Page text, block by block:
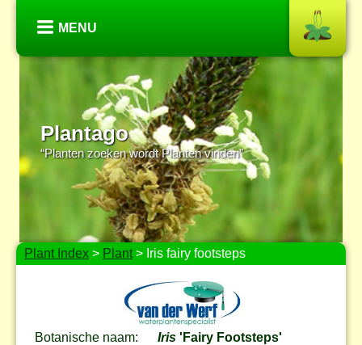
MENU
Plantago
“Planten zoeken wordt Planten vinden”
Plant Index > Plant> Iris fairy footsteps
Botanische naam: Iris 'Fairy Footsteps'